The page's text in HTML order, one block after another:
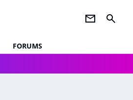
newsletter search
FORUMS